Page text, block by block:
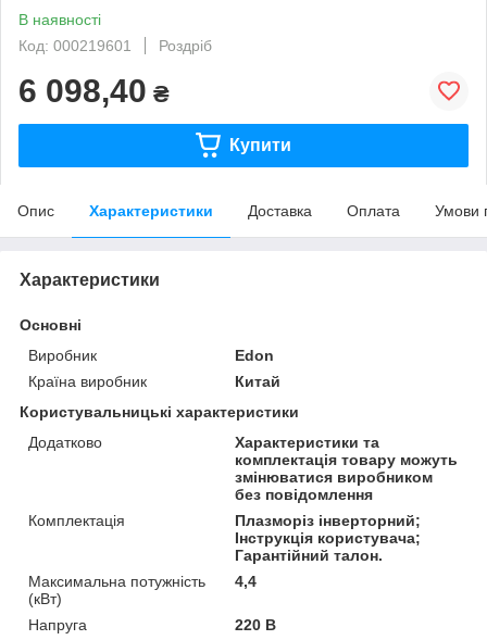
В наявності
Код: 000219601
Роздріб
6 098,40 ₴
Купити
Опис Характеристики Доставка Оплата Умови
Характеристики
Основні
Виробник
Edon
Країна виробник
Китай
Користувальницькі характеристики
Додатково
Характеристики та
комплектація товару можуть
змінюватися виробником
без повідомлення
Комплектація
Плазморіз інверторний;
Інструкція користувача;
Гарантійний талон.
Максимальна потужність
(кВт)
4,4
Напруга
220 В